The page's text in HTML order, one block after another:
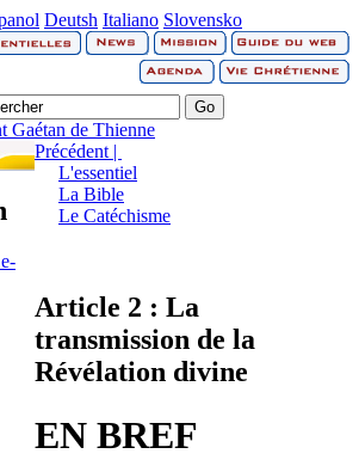
Deutsh Italiano Slovensko
Gaétan de Thienne
Précédent |
L'essentiel
La Bible
Le Catéchisme
Article 2 : La
transmission de la
Révélation divine
EN BREF